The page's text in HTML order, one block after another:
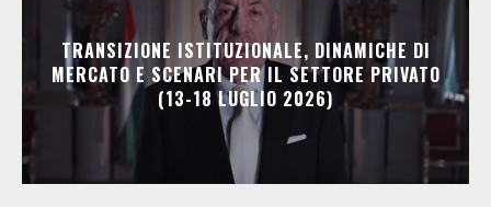
TRANSIZIONE ISTITUZIONALE, DINAMICHE DI
MERCATO E SCENARI PER IL SETTORE PRIVATO
(13-18 LUGLIO 2026)